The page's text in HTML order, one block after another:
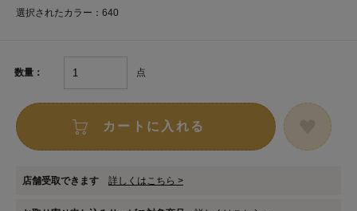
選択されたカラー：640
数量： 点
カートに入れる
店舗受取できます 詳しくはこちら >